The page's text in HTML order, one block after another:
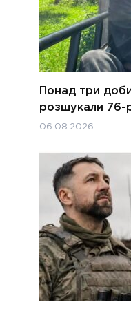
Понад три доби
розшукали 76-
06.08.2026